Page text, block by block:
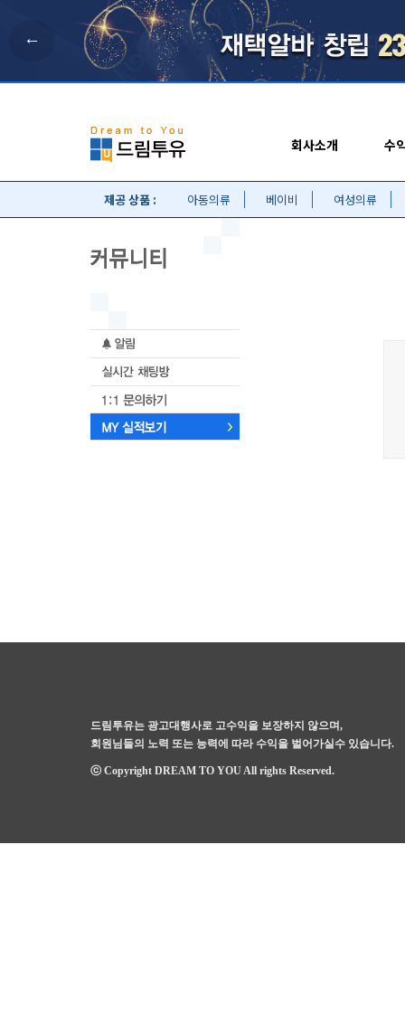
←
회사소개 수
제공 상품 : 아동의류 베이비 여성의류
드림투유는 광고대행사로 고수익을 보장하지 않으며,
회원님들의 노력 또는 능력에 따라 수익을 벌어가실수 있습니다.
ⓒ Copyright DREAM TO YOU All rights Reserved.